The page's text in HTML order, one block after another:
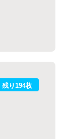
残り194枚